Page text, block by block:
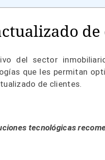
del sector
que les permitan
de clientes.
tecnológicas